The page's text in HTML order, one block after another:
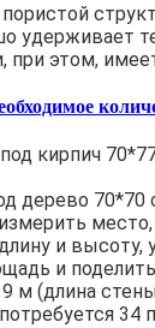
удерживает
при этом,
кирпич
см.
и
и
м (длина
34